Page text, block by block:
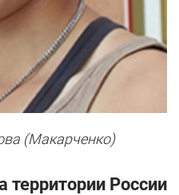
(Макарченко)
территории России